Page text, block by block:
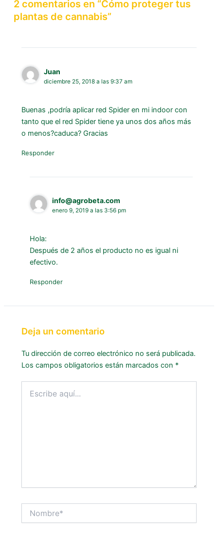
2 comentarios en “Cómo proteger tus
plantas de cannabis”
Juan
diciembre 25, 2018 a las 9:37 am
Buenas ,podría aplicar red Spider en mi indoor con
tanto que el red Spider tiene ya unos dos años más
o menos?caduca? Gracias
Responder
info@agrobeta.com
enero 9, 2019 a las 3:56 pm
Hola:
Después de 2 años el producto no es igual ni
efectivo.
Responder
Deja un comentario
Tu dirección de correo electrónico no será publicada.
Los campos obligatorios están marcados con *
aquí...